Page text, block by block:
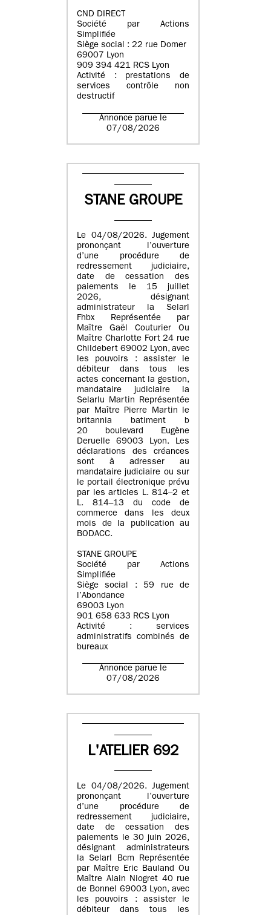
CND DIRECT
Société par Actions
Simplifiée
Siège social : 22 rue Domer
69007 Lyon
909 394 421 RCS Lyon
Activité : prestations de
services contrôle non
destructif
Annonce parue le
07/08/2026
STANE GROUPE
Le 04/08/2026. Jugement
prononçant l’ouverture
d’une procédure de
redressement judiciaire,
date de cessation des
paiements le 15 juillet
2026, désignant
administrateur la Selarl
Fhbx Représentée par
Maître Gaël Couturier Ou
Maître Charlotte Fort 24 rue
Childebert 69002 Lyon, avec
les pouvoirs : assister le
débiteur dans tous les
actes concernant la gestion,
mandataire judiciaire la
Selarlu Martin Représentée
par Maître Pierre Martin le
britannia batiment b
20 boulevard Eugène
Deruelle 69003 Lyon. Les
déclarations des créances
sont à adresser au
mandataire judiciaire ou sur
le portail électronique prévu
par les articles L. 814–2 et
L. 814–13 du code de
commerce dans les deux
mois de la publication au
BODACC.
STANE GROUPE
Société par Actions
Simplifiée
Siège social : 59 rue de
l’Abondance
69003 Lyon
901 658 633 RCS Lyon
Activité : services
administratifs combinés de
bureaux
Annonce parue le
07/08/2026
L'ATELIER 692
Le 04/08/2026. Jugement
prononçant l’ouverture
d’une procédure de
redressement judiciaire,
date de cessation des
paiements le 30 juin 2026,
désignant administrateurs
la Selarl Bcm Représentée
par Maître Eric Bauland Ou
Maître Alain Niogret 40 rue
de Bonnel 69003 Lyon, avec
les pouvoirs : assister le
débiteur dans tous les